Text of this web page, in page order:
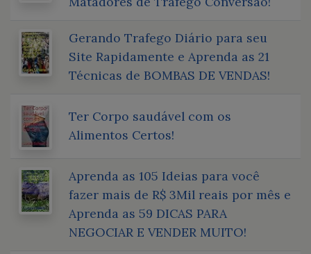
Gerando Trafego Diário para seu
Site Rapidamente e Aprenda as 21
Técnicas de BOMBAS DE VENDAS!
Ter Corpo saudável com os
Alimentos Certos!
Aprenda as 105 Ideias para você
fazer mais de R$ 3Mil reais por mês e
Aprenda as 59 DICAS PARA
NEGOCIAR E VENDER MUITO!